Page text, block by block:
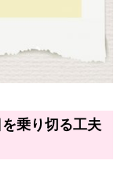
乗り切る工夫